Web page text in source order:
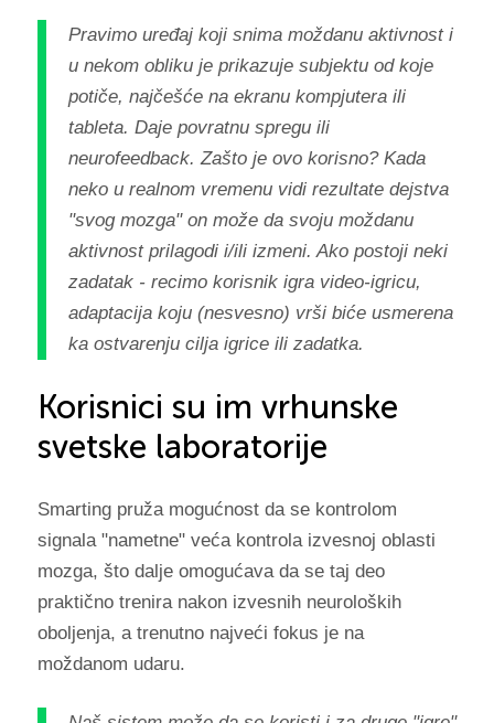
Pravimo uređaj koji snima moždanu aktivnost i
u nekom obliku je prikazuje subjektu od koje
potiče, najčešće na ekranu kompjutera ili
tableta. Daje povratnu spregu ili
neurofeedback. Zašto je ovo korisno? Kada
neko u realnom vremenu vidi rezultate dejstva
"svog mozga" on može da svoju moždanu
aktivnost prilagodi i/ili izmeni. Ako postoji neki
zadatak - recimo korisnik igra video-igricu,
adaptacija koju (nesvesno) vrši biće usmerena
ka ostvarenju cilja igrice ili zadatka.
Korisnici su im vrhunske
svetske laboratorije
Smarting pruža mogućnost da se kontrolom
signala "nametne" veća kontrola izvesnoj oblasti
mozga, što dalje omogućava da se taj deo
praktično trenira nakon izvesnih neuroloških
oboljenja, a trenutno najveći fokus je na
moždanom udaru.